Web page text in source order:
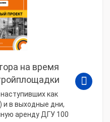
на время
как
и в выходные дни,
аренду ДГУ 100